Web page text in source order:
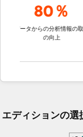
80％
ータからの分析情報の取得
の向上
エディションの選